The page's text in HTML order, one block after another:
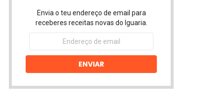
Envia o teu endereço de email para
receberes receitas novas do Iguaria.
Endereço
email
ENVIAR